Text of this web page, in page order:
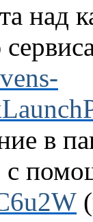
над
в
с